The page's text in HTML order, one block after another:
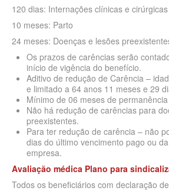
ÚNICA PLANO DE SAÚDE INDIVIDUAL
UNIHOSP PLANO DE SAÚDE INDIVIDUAL
UNIMED GUARULHOS PLANO DE SAÚDE
PLANO DE SAÚDE FAMILIAR
BLUE MED PLANO DE SAÚDE FAMILIAR
BIOVIDA PLANO DE SAÚDE FAMILIAR
CRUZ AZUL PLANO DE SAÚDE FAMILIAR
120 dias: Internações clínicas e cirúrgicas
10 meses: Parto
24 meses: Doenças e lesões
Os prazos de carências serão
início de vigência do benefício.
Aditivo de redução de Carência –
e limitado a 64 anos 11 meses e 29
Mínimo de 06 meses de
Não há redução de carências para
preexistentes.
Para ter redução de carência – não
dias do último vencimento pago ou
empresa.
Avaliação médica Plano para
Todos os beneficiários com declaração